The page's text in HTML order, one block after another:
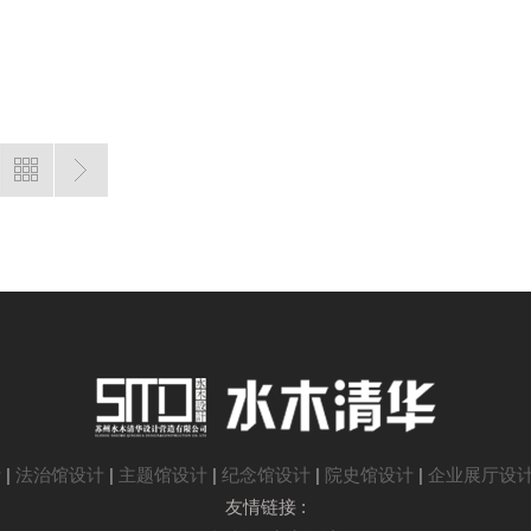
| 法治馆设计 | 主题馆设计 | 纪念馆设计 | 院史馆设计 | 企业展厅设
友情链接 :